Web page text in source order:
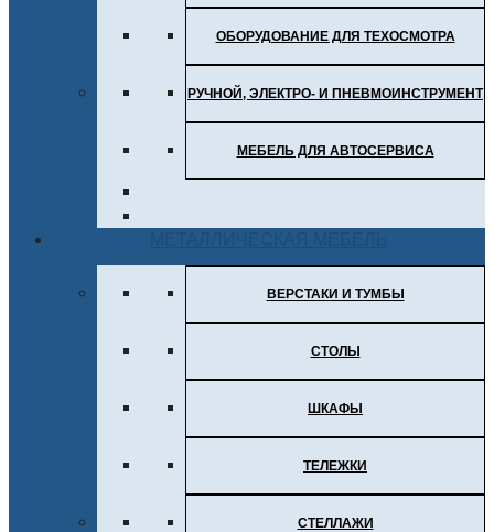
ОБОРУДОВАНИЕ ДЛЯ ТЕХОСМОТРА
РУЧНОЙ, ЭЛЕКТРО- И ПНЕВМОИНСТРУМЕНТ
МЕБЕЛЬ ДЛЯ АВТОСЕРВИСА
ВЕРСТАКИ И ТУМБЫ
СТОЛЫ
ШКАФЫ
ТЕЛЕЖКИ
СТЕЛЛАЖИ